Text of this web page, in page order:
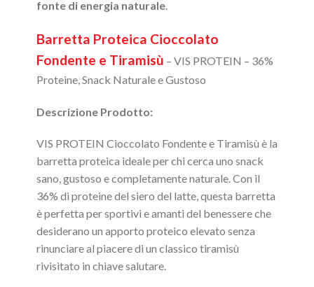
fonte di energia naturale.
Barretta Proteica Cioccolato
Fondente e Tiramisù – VIS PROTEIN – 36%
Proteine, Snack Naturale e Gustoso
Descrizione Prodotto:
VIS PROTEIN Cioccolato Fondente e Tiramisù è la
barretta proteica ideale per chi cerca uno snack
sano, gustoso e completamente naturale. Con il
36% di proteine del siero del latte, questa barretta
è perfetta per sportivi e amanti del benessere che
desiderano un apporto proteico elevato senza
rinunciare al piacere di un classico tiramisù
rivisitato in chiave salutare.